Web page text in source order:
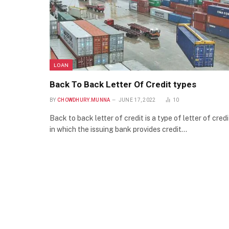
LOAN
Back To Back Letter Of Credit types
BY CHOWDHURY.MUNNA JUNE 17, 2022 10
Back to back letter of credit is a type of letter of
in which the issuing bank provides credit…